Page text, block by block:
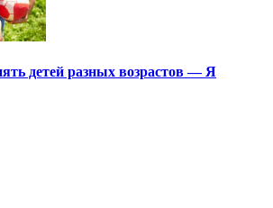
детей разных возрастов — Я